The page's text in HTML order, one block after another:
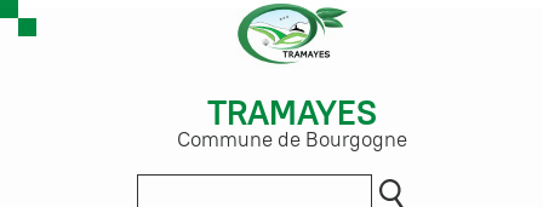
TRAMAYES
Commune de Bourgogne